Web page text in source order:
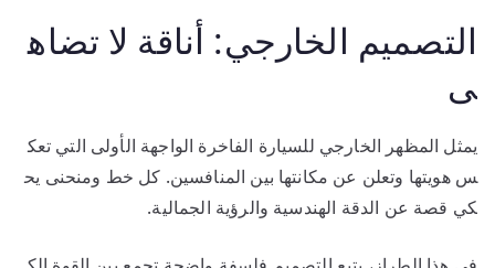
التصميم الخارجي: أناقة لا تضاه
ى
يمثل المظهر الخارجي للسيارة الفاخرة الواجهة الأولى التي تعك
س هويتها وتعلن عن مكانتها بين المنافسين. كل خط ومنحنى يح
كي قصة عن الدقة الهندسية والرؤية الجمالية.